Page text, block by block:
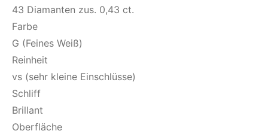
43 Diamanten zus. 0,43 ct.
Farbe
G (Feines Weiß)
Reinheit
vs (sehr kleine Einschlüsse)
Schliff
Brillant
Oberfläche